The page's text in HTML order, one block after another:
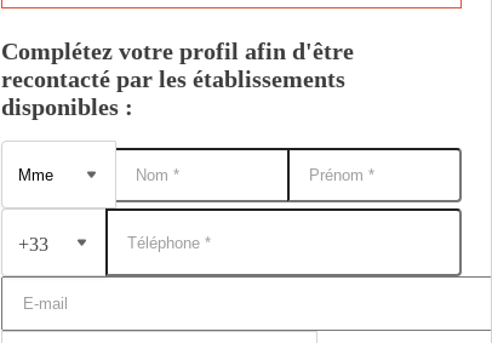
Complétez votre profil afin d'être
recontacté par les établissements
disponibles :
+33